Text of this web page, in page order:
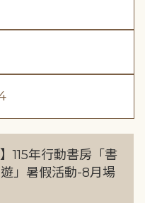
115年行動書房「書
」暑假活動-8月場